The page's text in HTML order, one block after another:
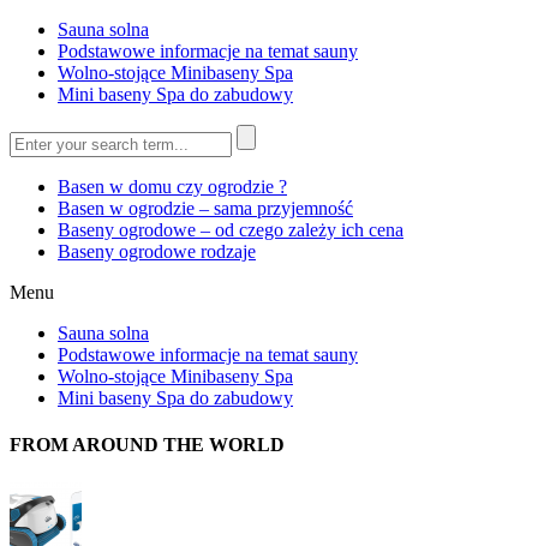
Sauna solna
Podstawowe informacje na temat sauny
Wolno-stojące Minibaseny Spa
Mini baseny Spa do zabudowy
Basen w domu czy ogrodzie ?
Basen w ogrodzie – sama przyjemność
Baseny ogrodowe – od czego zależy ich cena
Baseny ogrodowe rodzaje
Menu
Sauna solna
Podstawowe informacje na temat sauny
Wolno-stojące Minibaseny Spa
Mini baseny Spa do zabudowy
FROM AROUND THE WORLD